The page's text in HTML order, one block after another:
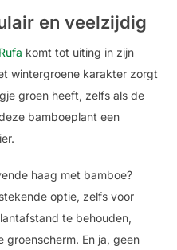
en veelzijdig
komt tot uiting in zijn
wintergroene karakter zorgt
groen heeft, zelfs als de
bamboeplant een
haag met bamboe?
optie, zelfs voor
te behouden,
groenscherm. En ja, geen